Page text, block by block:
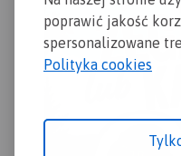
poprawić jakość
spersonalizowane
Polityka cookies
Rok wydania 2020